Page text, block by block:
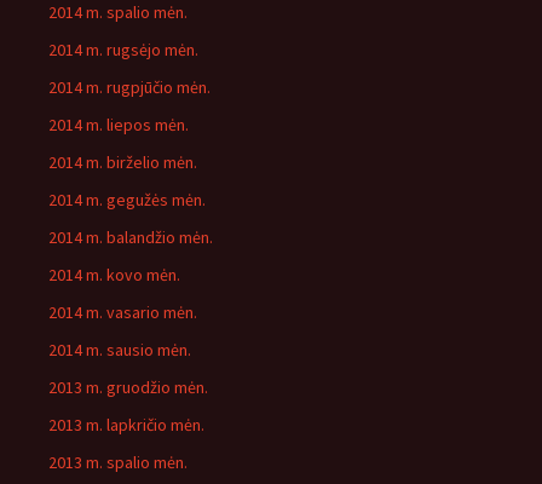
2014 m. spalio mėn.
2014 m. rugsėjo mėn.
2014 m. rugpjūčio mėn.
2014 m. liepos mėn.
2014 m. birželio mėn.
2014 m. gegužės mėn.
2014 m. balandžio mėn.
2014 m. kovo mėn.
2014 m. vasario mėn.
2014 m. sausio mėn.
2013 m. gruodžio mėn.
2013 m. lapkričio mėn.
2013 m. spalio mėn.